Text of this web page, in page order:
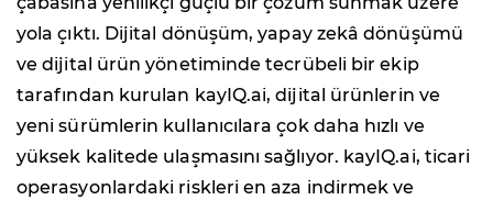
yola çıktı. Dijital dönüşüm, yapay zekâ dönüşümü
ve dijital ürün yönetiminde tecrübeli bir ekip
tarafından kurulan kayIQ.ai, dijital ürünlerin ve
yeni sürümlerin kullanıcılara çok daha hızlı ve
yüksek kalitede ulaşmasını sağlıyor. kayIQ.ai, ticari
operasyonlardaki riskleri en aza indirmek ve